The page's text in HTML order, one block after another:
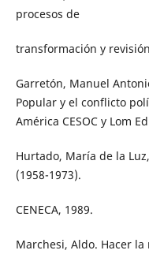
procesos de
transformación y
Garretón, Manuel
Popular y el conflicto
América CESOC y Lom
Hurtado, María de la
(1958-1973).
CENECA, 1989.
Marchesi, Aldo. Hacer